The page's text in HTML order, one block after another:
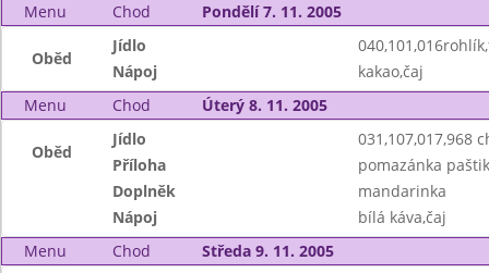
Menu Chod Pondělí 7. 11. 2005
Oběd
Jídlo
Nápoj
kakao,čaj
Menu
Chod Úterý 8. 11. 2005
Oběd
Jídlo
031,107,017,968
Příloha
pomazánka
Doplněk
mandarinka
Nápoj
bílá káva,čaj
Menu
Chod Středa 9. 11. 2005